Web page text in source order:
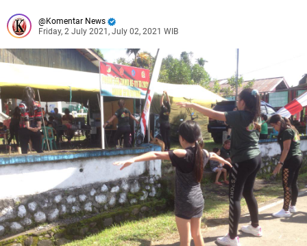
Komentar News
Friday, 2 July 2021, July 02, 2021 WIB